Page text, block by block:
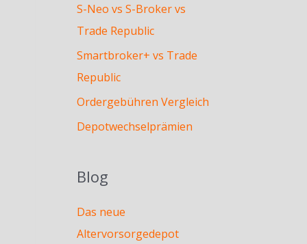
S-Neo vs S-Broker vs
Trade Republic
Smartbroker+ vs Trade
Republic
Ordergebühren Vergleich
Depotwechselprämien
Blog
Das neue
Altervorsorgedepot